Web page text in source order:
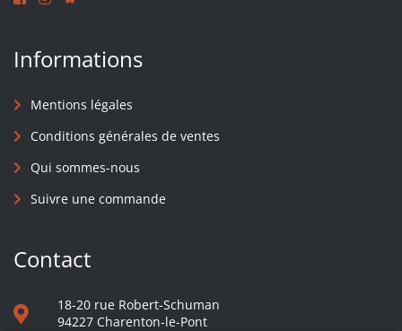
Informations
Mentions légales
Conditions générales de ventes
Qui sommes-nous
Suivre une commande
Contact
18-20 rue Robert-Schuman
94227 Charenton-le-Pont